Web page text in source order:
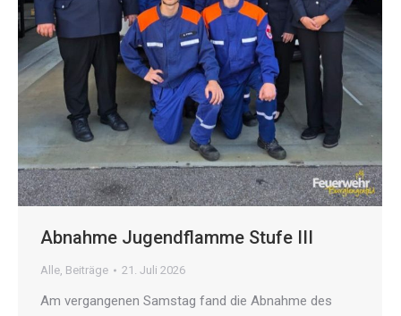
Abnahme Jugendflamme Stufe III
Alle, Beiträge 21. Juli 2026
Am vergangenen Samstag fand die Abnahme des